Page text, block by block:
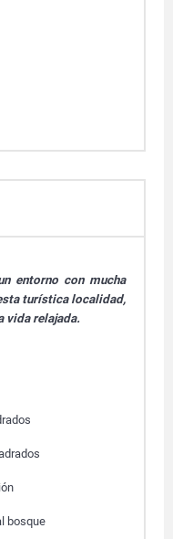
entorno con mucha
turística localidad,
vida relajada.
bosque